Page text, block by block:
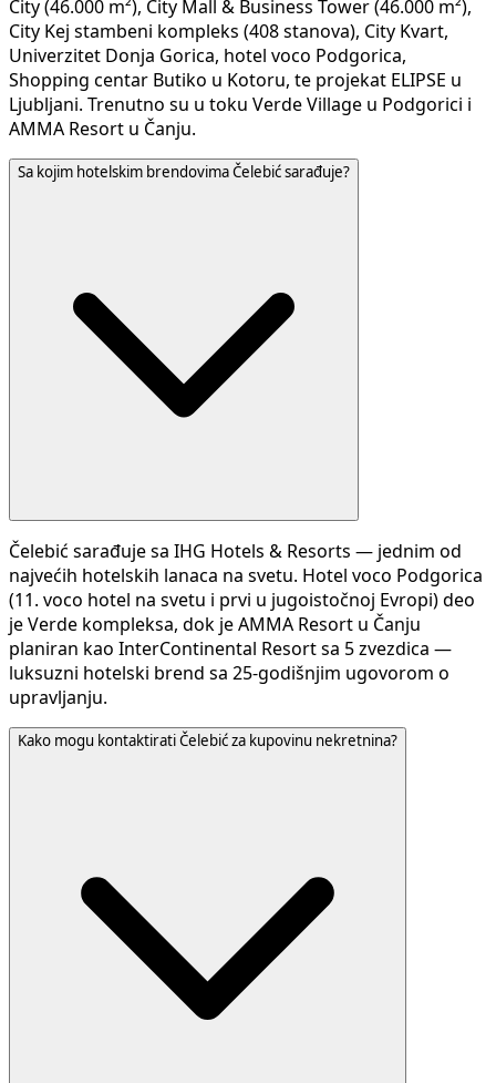
City (46.000 m²), City Mall & Business Tower (46.000 m²),
City Kej stambeni kompleks (408 stanova), City Kvart,
Univerzitet Donja Gorica, hotel voco Podgorica,
Shopping centar Butiko u Kotoru, te projekat ELIPSE u
Ljubljani. Trenutno su u toku Verde Village u Podgorici i
AMMA Resort u Čanju.
Sa kojim hotelskim brendovima Čelebić sarađuje?
Čelebić sarađuje sa IHG Hotels & Resorts — jednim od
najvećih hotelskih lanaca na svetu. Hotel voco Podgorica
(11. voco hotel na svetu i prvi u jugoistočnoj Evropi) deo
je Verde kompleksa, dok je AMMA Resort u Čanju
planiran kao InterContinental Resort sa 5 zvezdica —
luksuzni hotelski brend sa 25-godišnjim ugovorom o
upravljanju.
Kako mogu kontaktirati Čelebić za kupovinu nekretnina?